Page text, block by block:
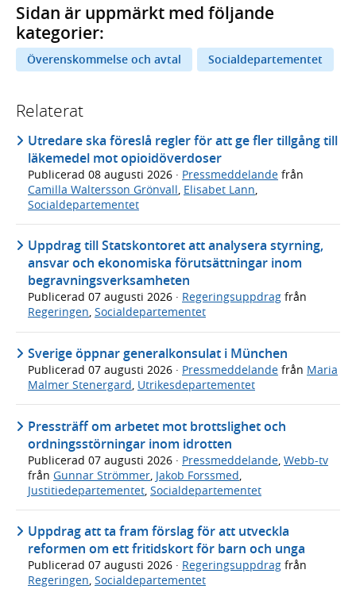
Sidan är uppmärkt med följande
kategorier:
Överenskommelse och avtal Socialdepartementet
Relaterat
Utredare ska föreslå regler för att ge fler tillgång till
läkemedel mot opioidöverdoser
Publicerad 08 augusti 2026 · Pressmeddelande från
Camilla Waltersson Grönvall Elisabet Lann
Socialdepartementet
Uppdrag till Statskontoret att analysera styrning,
ansvar och ekonomiska förutsättningar inom
begravningsverksamheten
Publicerad 07 augusti 2026 · Regeringsuppdrag från
Regeringen, Socialdepartementet
Sverige öppnar generalkonsulat i München
Publicerad 07 augusti 2026 · Pressmeddelande från Maria
Malmer Stenergard, Utrikesdepartementet
Pressträff om arbetet mot brottslighet och
ordningsstörningar inom idrotten
Publicerad 07 augusti 2026 · Pressmeddelande Webb-tv
från Gunnar Strömmer Jakob Forssmed
Justitiedepartementet Socialdepartementet
Uppdrag att ta fram förslag för att utveckla
reformen om ett fritidskort för barn och unga
Publicerad 07 augusti 2026 · Regeringsuppdrag från
Regeringen, Socialdepartementet